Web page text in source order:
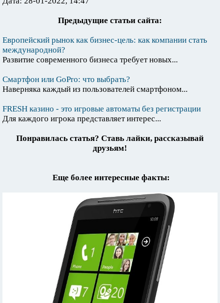
Предыдущие статьи сайта:
Европейский рынок как бизнес-цель: как компании стать
международной?
Развитие современного бизнеса требует новых...
Смартфон или GoPro: что выбрать?
Наверняка каждый из пользователей смартфоном...
FRESH казино - это игровые автоматы без регистрации
Для каждого игрока представляет интерес...
Понравилась статья? Ставь лайки, рассказывай
друзьям!
Еще более интересные факты: